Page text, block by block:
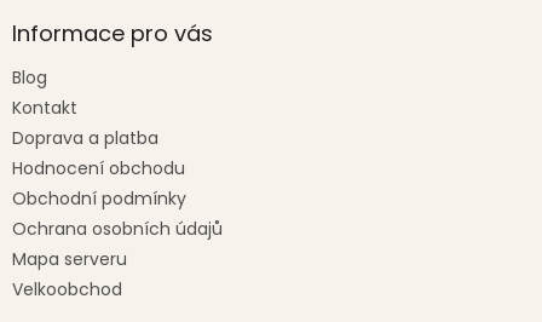
Informace pro vás
Blog
Kontakt
Doprava a platba
Hodnocení obchodu
Obchodní podmínky
Ochrana osobních údajů
Mapa serveru
Velkoobchod